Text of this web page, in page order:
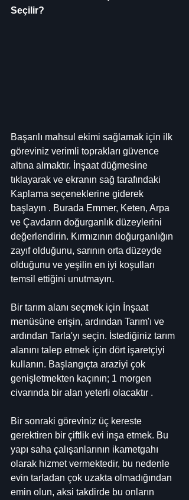
Seçilir?
Başarılı mahsul ekimi sağlamak için ilk
göreviniz verimli toprakları güvence
altına almaktır. İnşaat düğmesine
tıklayarak ve ekranın sağ tarafındaki
Kaplama seçeneklerine giderek
başlayın . Burada Emmer, Keten, Arpa
ve Çavdarın doğurganlık düzeylerini
değerlendirin. Kırmızının doğurganlığın
zayıf olduğunu, sarının orta düzeyde
olduğunu ve yeşilin en iyi koşulları
temsil ettiğini unutmayın.
Bir tarım alanı seçmek için İnşaat
menüsüne erişin, ardından Tarım'ı ve
ardından Tarla'yı seçin. İstediğiniz tarım
alanını talep etmek için dört işaretçiyi
kullanın. Başlangıçta araziyi çok
genişletmekten kaçının; 1 morgen
civarında bir alan yeterli olacaktır .
Bir sonraki göreviniz üç kereste
gerektiren bir çiftlik evi inşa etmek. Bu
yapı saha çalışanlarının ikametgahı
olarak hizmet vermektedir, bu nedenle
evin tarladan çok uzakta olmadığından
emin olun, aksi takdirde bu onların